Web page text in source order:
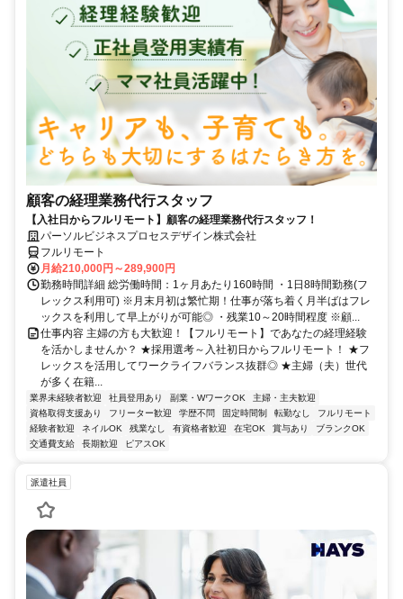
顧客の経理業務代行スタッフ
【入社日からフルリモート】顧客の経理業務代行スタッフ！
パーソルビジネスプロセスデザイン株式会社
フルリモート
月給210,000円～289,900円
勤務時間詳細 総労働時間：1ヶ月あたり160時間 ・1日8時間勤務(フ
レックス利用可) ※月末月初は繁忙期！仕事が落ち着く月半ばはフレ
ックスを利用して早上がりが可能◎ ・残業10～20時間程度 ※顧...
仕事内容 主婦の方も大歓迎！【フルリモート】であなたの経理経験
を活かしませんか？ ★採用選考～入社初日からフルリモート！ ★フ
レックスを活用してワークライフバランス抜群◎ ★主婦（夫）世代
が多く在籍...
業界未経験者歓迎 社員登用あり 副業・WワークOK
主婦・主夫歓迎
資格取得支援あり
フリーター歓迎 学歴不問 固定時間制 転勤なし
フルリモート
経験者歓迎
ネイルOK 残業なし 有資格者歓迎 在宅OK 賞与あり
ブランクOK
交通費支給
長期歓迎 ピアスOK
派遣社員